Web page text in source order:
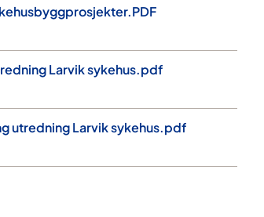
Larvik sykehus.pdf
utredning Larvik sykehus.pdf